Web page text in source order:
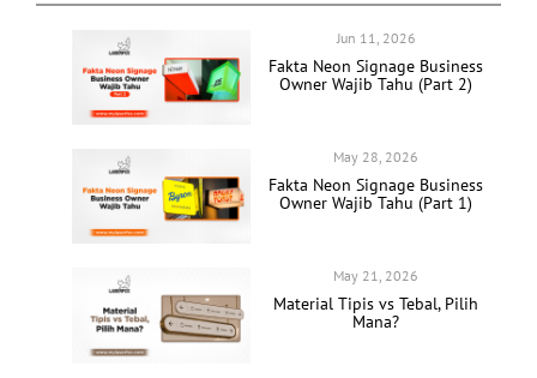
Jun 11, 2026
Fakta Neon Signage Business
Owner Wajib Tahu (Part 2)
May 28, 2026
Fakta Neon Signage Business
Owner Wajib Tahu (Part 1)
May 21, 2026
Material Tipis vs Tebal, Pilih
Mana?